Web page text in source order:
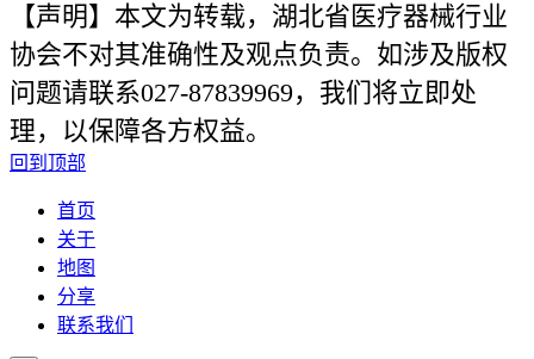
【声明】本文为转载，湖北省医疗器械行业
协会不对其准确性及观点负责。如涉及版权
问题请联系027-87839969，我们将立即处
理，以保障各方权益。
回到顶部
首页
关于
地图
分享
联系我们